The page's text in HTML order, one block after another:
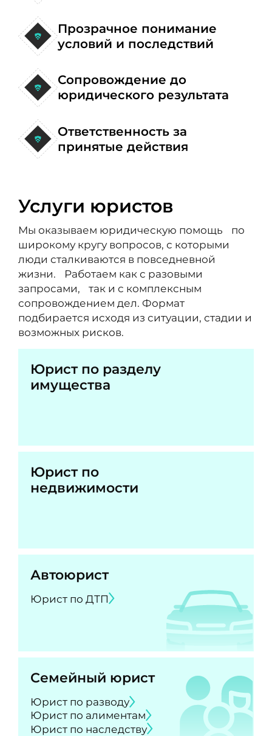
Прозрачное понимание
условий и последствий
Сопровождение до
юридического результата
Ответственность за
принятые действия
Услуги юристов
Мы оказываем юридическую помощь по
широкому кругу вопросов, с которыми
люди сталкиваются в повседневной
жизни. Работаем как с разовыми
запросами, так и с комплексным
сопровождением дел. Формат
подбирается исходя из ситуации, стадии и
возможных рисков.
Юрист по разделу
имущества
Юрист по
недвижимости
Автоюрист
Юрист по ДТП
Семейный юрист
Юрист по разводу
Юрист по алиментам
Юрист по наследству